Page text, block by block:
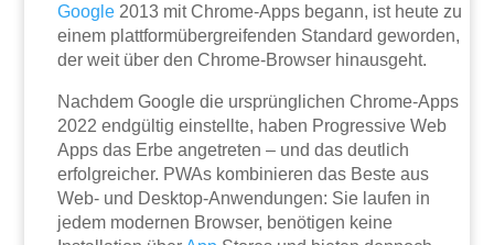
Google 2013 mit Chrome-Apps begann, ist heute zu
einem plattformübergreifenden Standard geworden,
der weit über den Chrome-Browser hinausgeht.
Nachdem Google die ursprünglichen Chrome-Apps
2022 endgültig einstellte, haben Progressive Web
Apps das Erbe angetreten – und das deutlich
erfolgreicher. PWAs kombinieren das Beste aus
Web- und Desktop-Anwendungen: Sie laufen in
jedem modernen Browser, benötigen keine